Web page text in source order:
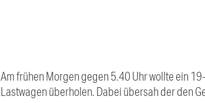
Am frühen Morgen gegen 5.40 Uhr wollte ein
Lastwagen überholen. Dabei übersah der den